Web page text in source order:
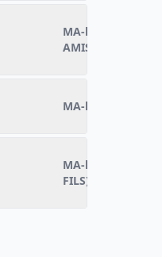
MA-lecture de
AMIS)
MA-lecture de
MA-lecture de
FILS)